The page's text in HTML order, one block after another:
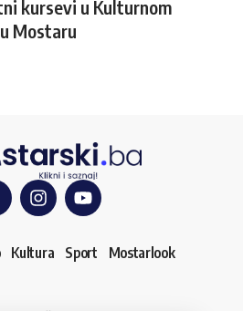
kursevi u Kulturnom
Mostaru
Kultura Sport Mostarlook